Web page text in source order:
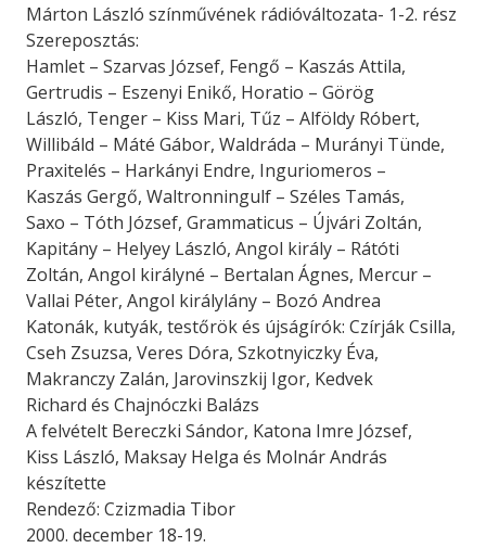
Márton László színművének rádióváltozata- 1-2. rész
Szereposztás:
Hamlet – Szarvas József, Fengő – Kaszás Attila,
Gertrudis – Eszenyi Enikő, Horatio – Görög
László, Tenger – Kiss Mari, Tűz – Alföldy Róbert,
Willibáld – Máté Gábor, Waldráda – Murányi Tünde,
Praxitelés – Harkányi Endre, Inguriomeros –
Kaszás Gergő, Waltronningulf – Széles Tamás,
Saxo – Tóth József, Grammaticus – Újvári Zoltán,
Kapitány – Helyey László, Angol király – Rátóti
Zoltán, Angol királyné – Bertalan Ágnes, Mercur –
Vallai Péter, Angol királylány – Bozó Andrea
Katonák, kutyák, testőrök és újságírók: Czírják Csilla,
Cseh Zsuzsa, Veres Dóra, Szkotnyiczky Éva,
Makranczy Zalán, Jarovinszkij Igor, Kedvek
Richard és Chajnóczki Balázs
A felvételt Bereczki Sándor, Katona Imre József,
Kiss László, Maksay Helga és Molnár András
készítette
Rendező: Czizmadia Tibor
2000. december 18-19.